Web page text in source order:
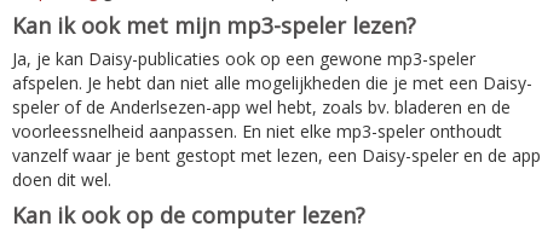
Kan ik ook met mijn mp3-speler lezen?
Ja, je kan Daisy-publicaties ook op een gewone mp3-speler
afspelen. Je hebt dan niet alle mogelijkheden die je met een Daisy-
speler of de Anderlsezen-app wel hebt, zoals bv. bladeren en de
voorleessnelheid aanpassen. En niet elke mp3-speler onthoudt
vanzelf waar je bent gestopt met lezen, een Daisy-speler en de app
doen dit wel.
Kan ik ook op de computer lezen?